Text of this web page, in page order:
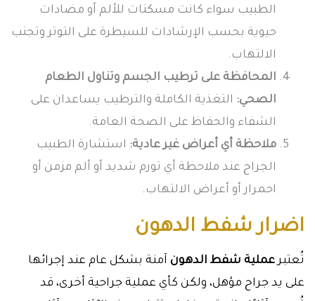
الطبيب سواء كانت مسكنات للألم أو مضادات
حيوية بحسب الإرشادات للسيطرة على التوتر وتجنب
الالتهاب.
المحافظة على ترطيب الجسم وتناول الطعام
الصحي: التغذية الكاملة والترطيب يساعدان على
الشفاء والحفاظ على الصحة العامة.
ملاحظة أي أعراض غير عادية: استشارة الطبيب
الجراح عند ملاحظة أي تورم شديد أو ألم مزمن أو
احمرار أو أعراض الالتهاب.
اضرار شفط الدهون
تُعتبرعملية شفط الدهون آمنة بشكل عام عند إجرائها
على يد جراح مؤهل، ولكن كأي عملية جراحية أخرى، قد